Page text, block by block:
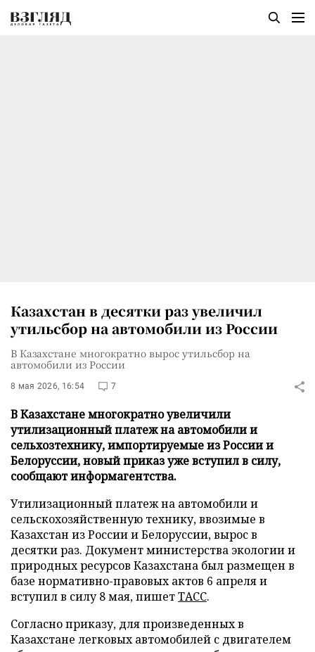
Казахстан в десятки раз увеличил
утильсбор на автомобили из России
В Казахстане многократно вырос утильсбор на
автомобили из России
8 мая 2026, 16:54 7
В Казахстане многократно увеличили
утилизационный платеж на автомобили и
сельхозтехнику, импортируемые из России и
Белоруссии, новый приказ уже вступил в силу,
сообщают информагентства.
Утилизационный платеж на автомобили и
сельскохозяйственную технику, ввозимые в
Казахстан из России и Белоруссии, вырос в
десятки раз. Документ министерства экологии и
природных ресурсов Казахстана был размещен в
базе нормативно-правовых актов 6 апреля и
вступил в силу 8 мая, пишетТАСС.
Согласно приказу, для произведенных в
Казахстане легковых автомобилей с двигателем